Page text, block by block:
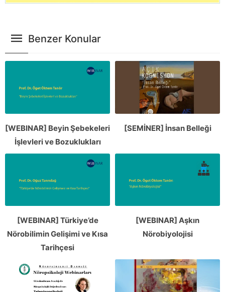
Benzer Konular
[WEBINAR] Beyin Şebekeleri
İşlevleri ve Bozuklukları
[SEMİNER] İnsan Belleği
[WEBINAR] Türkiye’de
Nörobilimin Gelişimi ve Kısa
Tarihçesi
[WEBINAR] Aşkın
Nörobiyolojisi